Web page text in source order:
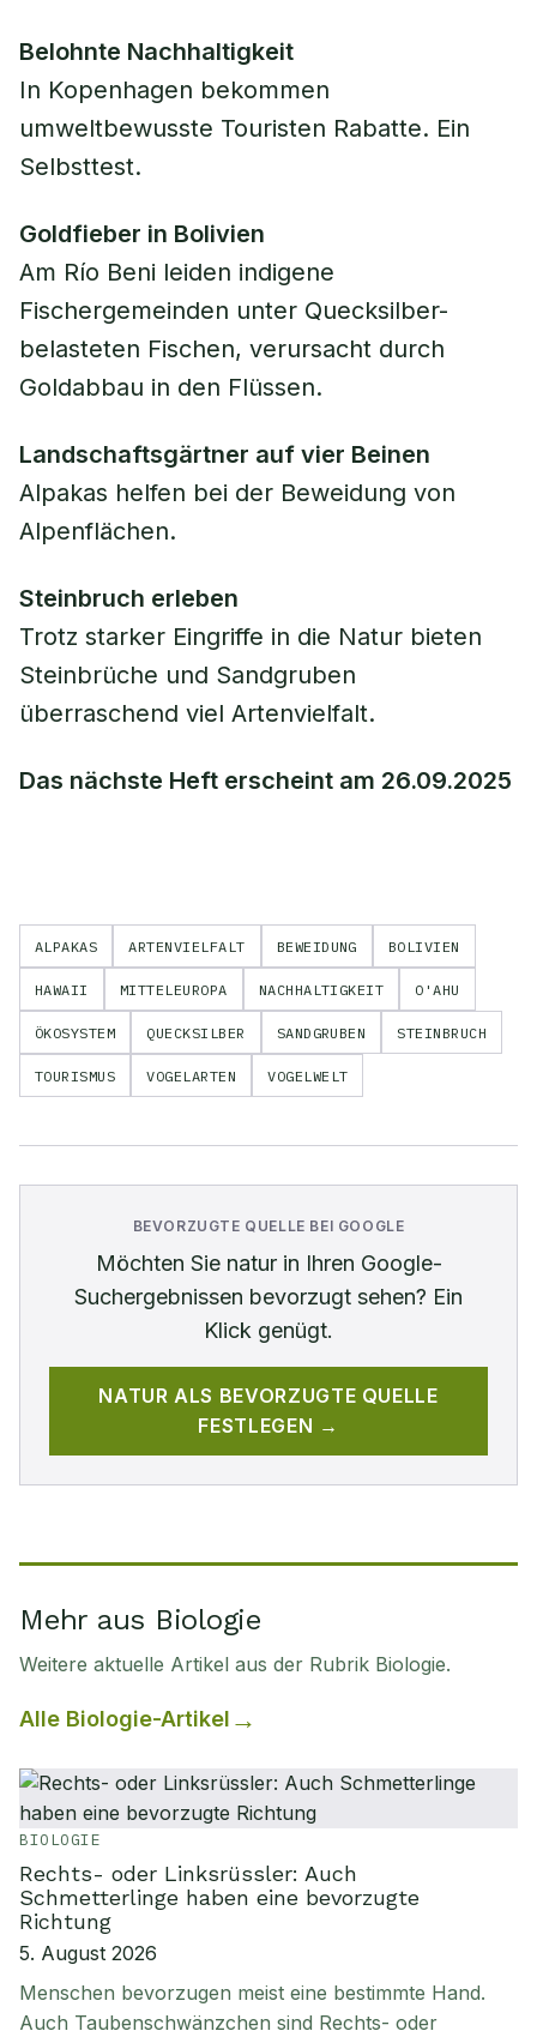
Belohnte Nachhaltigkeit
In Kopenhagen bekommen
umweltbewusste Touristen Rabatte. Ein
Selbsttest.
Goldfieber in Bolivien
Am Río Beni leiden indigene
Fischergemeinden unter Quecksilber-
belasteten Fischen, verursacht durch
Goldabbau in den Flüssen.
Landschaftsgärtner auf vier Beinen
Alpakas helfen bei der Beweidung von
Alpenflächen.
Steinbruch erleben
Trotz starker Eingriffe in die Natur bieten
Steinbrüche und Sandgruben
überraschend viel Artenvielfalt.
Das nächste Heft erscheint am 26.09.2025
ALPAKAS ARTENVIELFALT BEWEIDUNG BOLIVIEN
HAWAII MITTELEUROPA NACHHALTIGKEIT O'AHU
ÖKOSYSTEM QUECKSILBER SANDGRUBEN STEINBRUCH
TOURISMUS VOGELARTEN VOGELWELT
BEVORZUGTE QUELLE BEI GOOGLE
Möchten Sie naturin Ihren Google-
Suchergebnissen bevorzugt sehen? Ein
Klick genügt.
NATUR ALS BEVORZUGTE QUELLE
FESTLEGEN →
Mehr aus Biologie
Weitere aktuelle Artikel aus der Rubrik Biologie.
Alle Biologie-Artikel
BIOLOGIE
Rechts- oder Linksrüssler: Auch
Schmetterlinge haben eine bevorzugte
Richtung
5. August 2026
Menschen bevorzugen meist eine bestimmte Hand.
Auch Taubenschwänzchen sind Rechts- oder